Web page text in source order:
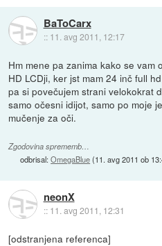
BaToCarx
:: 11. avg 2011, 12:17
Hm mene pa zanima kako se vam
HD LCDji, ker jst mam 24 inč full
pa si povečujem strani velokokrat
samo očesni idijot, samo po moje
mučenje za oči.
Zgodovina sprememb…
odbrisal:OmegaBlue(11. avg 2011 ob
neonX
:: 11. avg 2011, 12:31
[odstranjena referenca]